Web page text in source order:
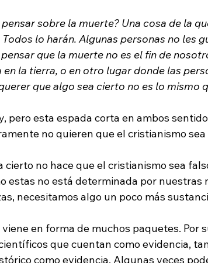
sobre la muerte? Una cosa de la
lo harán. Algunas personas no les
que la muerte no es el fin de
en la tierra, o en otro lugar donde las
que algo sea cierto no es lo mismo
pero esta espada corta en ambos
no quieren que el cristianismo
estas no está determinada por nuestras
necesitamos algo un poco más
en forma de muchos paquetes. Por
que cuentan como evidencia,
como evidencia. Algunas veces